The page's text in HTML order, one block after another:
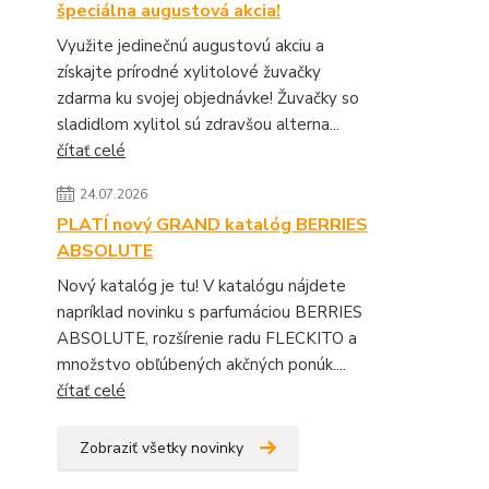
špeciálna augustová akcia!
Využite jedinečnú augustovú akciu a
získajte prírodné xylitolové žuvačky
zdarma ku svojej objednávke! Žuvačky so
sladidlom xylitol sú zdravšou alterna...
čítať celé
24.07.2026
PLATÍ nový GRAND katalóg BERRIES
ABSOLUTE
Nový katalóg je tu! V katalógu nájdete
napríklad novinku s parfumáciou BERRIES
ABSOLUTE, rozšírenie radu FLECKITO a
množstvo obľúbených akčných ponúk....
čítať celé
Zobraziť všetky novinky